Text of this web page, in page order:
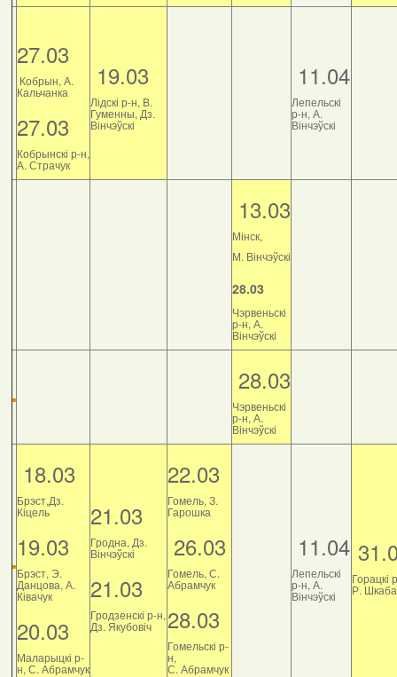
27.03
Кобрын, А.
Кальчанка
27.03
Кобрынскі р-н,
А. Страчук
19.03
Лідскі р-н, В.
Гуменны, Дз.
Вінчэўскі
11.04
Лепельскі
р-н, А.
Вінчэўскі
13.03
Мінск,
М. Вінчэўскі
28.03
Чэрвеньскі
р-н, А.
Вінчэўскі
28.03
Чэрвеньскі
р-н, А.
Вінчэўскі
18.03
Брэст,Дз.
Кіцель
19.03
Брэст, Э.
Данцова, А.
Ківачук
20.03
Маларыцкі р-
н, С. Абрамчук
21.03
Гродна, Дз.
Вінчэўскі
21.03
Гродзенскі р-н,
Дз. Якубовіч
22.03
Гомель, З.
Гарошка
26.03
Гомель, С.
Абрамчук
28.03
Гомельскі р-
н,
С. Абрамчук
11.04
Лепельскі
р-н, А.
Вінчэўскі
Горацкі
Р.